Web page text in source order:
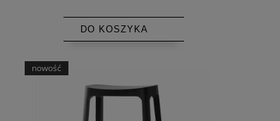
DO KOSZYKA
nowość